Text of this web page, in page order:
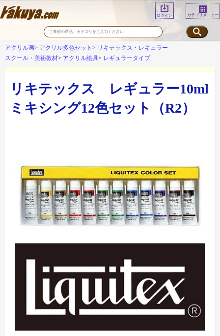
ログイン カテゴリメニュー
アクリル画 アクリル多色セット
リキテックス・レギュラー
スクール・美術教材
アクリル絵具 レギュラータイプ
リキテックス レギュラー10ml
ミキシング12色セット（R2）